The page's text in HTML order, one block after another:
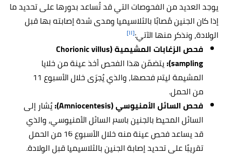
يوجد العديد من الفحوصات التي قد تُساعد بدورها على تحديد ما
إذا كان الجنين مُصابًا بالثلاسيميا ومدى شدة إصابته بها قبل
الولادة، ونذكر منها الآتي:[١١]
فحص الزغابات المشيمية (Chorionic villus
sampling): يتضمّن هذا الفحص أخذ عينة من خلايا
المشيمة ليتم فحصها، والذي يُجرَى خلال الأسبوع 11
من الحمل.
فحص السائل الأمنيوسي (Amniocentesis):
يُشار إلى
السائل المحيط بالجنين باسم السائل الأمنيوسي، والذي
قد يساعد فحص عينة منه خلال الأسبوع 16 من الحمل
تقريبًا على تحديد إصابة الجنين بالثلاسيميا قبل الولادة.